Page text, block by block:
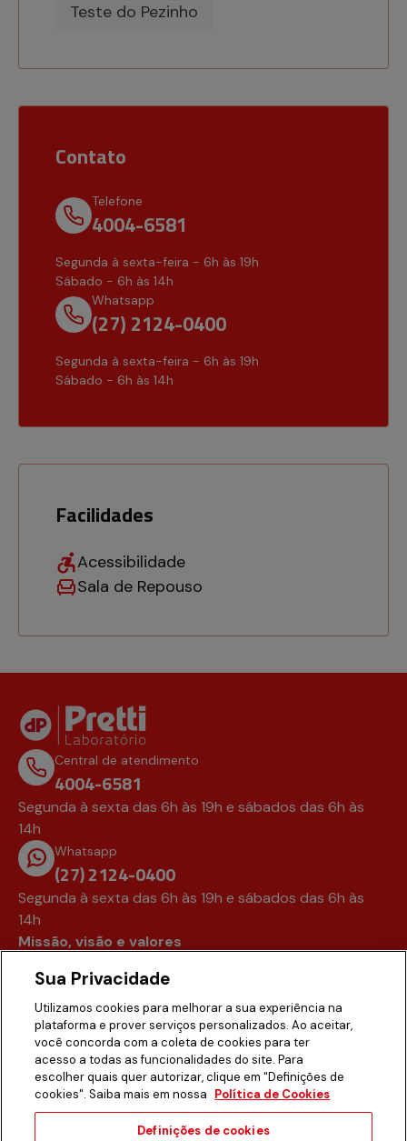
Teste do Pezinho
Contato
Telefone
4004-6581
Segunda à sexta-feira - 6h às 19h
Sábado - 6h às 14h
Whatsapp
(27) 2124-0400
Segunda à sexta-feira - 6h às 19h
Sábado - 6h às 14h
Facilidades
Acessibilidade
Sala de Repouso
Missão, visão e valores
Fale conosco
Trabalhe conosco
Acompanhe nas redes
Instagram
Facebook
Central de atendimento
4004-6581
Segunda à sexta das 6h às 19h e sábados das 6h às
14h
Whatsapp
(27) 2124-0400
Segunda à sexta das 6h às 19h e sábados das 6h às
14h
Voltar ao topo da página
Sua Privacidade
Utilizamos cookies para melhorar a sua experiência na
plataforma e prover serviços personalizados. Ao aceitar,
você concorda com a coleta de cookies para ter
acesso a todas as funcionalidades do site. Para
escolher quais quer autorizar, clique em "Definições de
cookies". Saiba mais em nossa Política de Cookies
Definições de cookies